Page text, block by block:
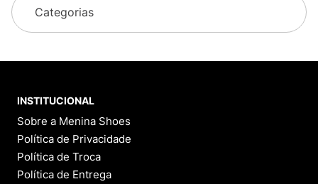
Categorias
INSTITUCIONAL
Sobre a Menina Shoes
Política de Privacidade
Política de Troca
Política de Entrega